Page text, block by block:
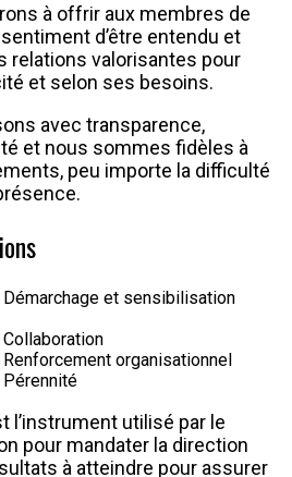
à offrir aux membres de
d’être entendu et
relations valorisantes pour
et selon ses besoins.
avec transparence,
et nous sommes fidèles à
peu importe la difficulté
et sensibilisation
organisationnel
l’instrument utilisé par le
pour mandater la direction
à atteindre pour assurer